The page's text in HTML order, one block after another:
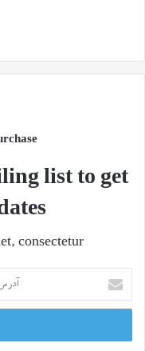
list to get
consectetur.
ایمیل
خود
وارد